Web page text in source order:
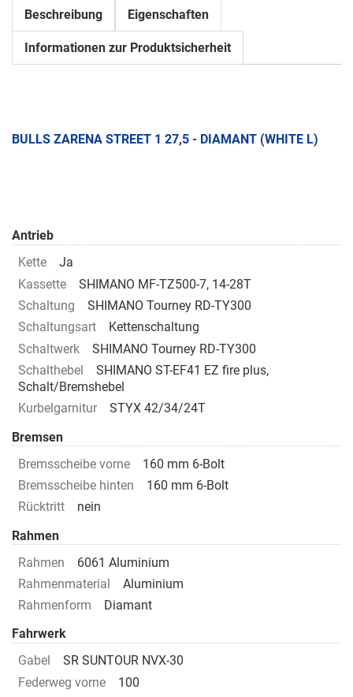
Beschreibung Eigenschaften
Informationen zur Produktsicherheit
BULLS ZARENA STREET 1 27,5 - DIAMANT (WHITE L)
Antrieb
Kette
Ja
Kassette
SHIMANO MF-TZ500-7, 14-28T
Schaltung
SHIMANO Tourney RD-TY300
Schaltungsart
Kettenschaltung
Schaltwerk
SHIMANO Tourney RD-TY300
Schalthebel
SHIMANO ST-EF41 EZ fire plus,
Schalt/Bremshebel
Kurbelgarnitur
STYX 42/34/24T
Bremsen
Bremsscheibe vorne
160 mm 6-Bolt
Bremsscheibe hinten
160 mm 6-Bolt
Rücktritt
nein
Rahmen
Rahmen
6061 Aluminium
Rahmenmaterial
Aluminium
Rahmenform
Diamant
Fahrwerk
Gabel
SR SUNTOUR NVX-30
Federweg vorne
100